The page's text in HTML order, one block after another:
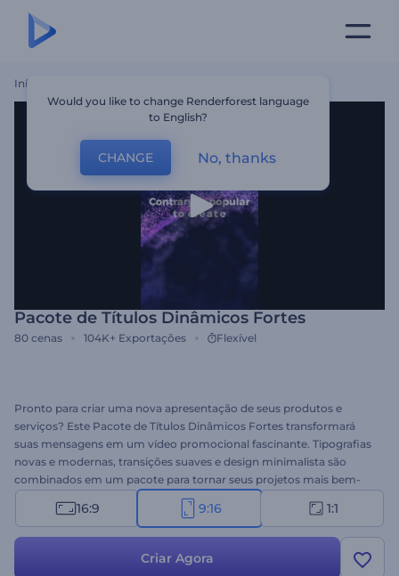
Início
Pacote de Títulos Dinâmicos Fortes
80 cenas 104K+ Exportações Flexível
Pronto para criar uma nova apresentação de seus produtos e
serviços? Este Pacote de Títulos Dinâmicos Fortes transformará
suas mensagens em um vídeo promocional fascinante. Tipografias
novas e modernas, transições suaves e design minimalista são
combinados em um pacote para tornar seus projetos mais bem-
sucedidos. Digite seus textos, faça o upload de seus arquivos de
mídia e não se esqueça de adicionar uma música de fundo para
apresentações de empresas, apresentações de slides, introduções
de canais e muito mais. Dê uma chance agora mesmo!
16:9 9:16 1:1
Criar Agora
Would you like to change Renderforest language
to English?
CHANGE No, thanks